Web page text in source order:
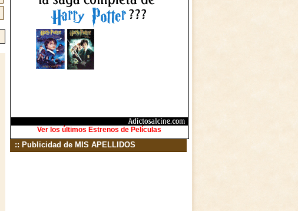
Ver los últimos Estrenos de Películas
:: Publicidad de MIS APELLIDOS